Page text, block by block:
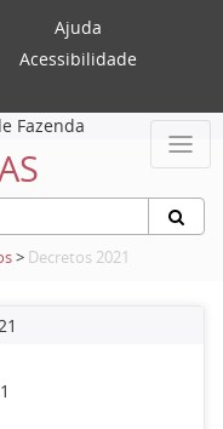
Ajuda
Acessibilidade
Fazenda
> Decretos 2021